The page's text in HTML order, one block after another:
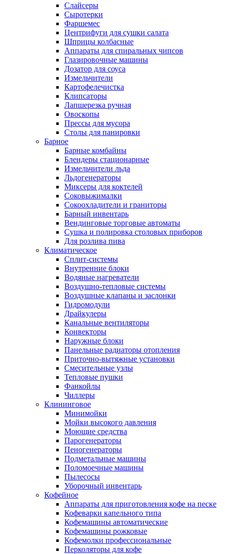
Слайсеры
Сыротерки
Фаршемес
Центрифуги для сушки салата
Шприцы колбасные
Аппараты для спиральных чипсов
Глазировочные машины
Дозатор для соуса
Измельчители
Картофелечистка
Клипсаторы
Лапшерезка ручная
Овоскопы
Прессы для мусора
Столы для панировки
Барное
Барные комбайны
Блендеры стационарные
Измельчители льда
Льдогенераторы
Миксеры для коктелей
Соковыжималки
Сокоохладители и граниторы
Барный инвентарь
Вендинговые торговые автоматы
Сушка и полировка столовых приборов
Для розлива пива
Климатическое
Сплит-системы
Внутренние блоки
Водяные нагреватели
Воздушно-тепловые системы
Воздушные клапаны и заслонки
Гидромодули
Драйкулеры
Канальные вентиляторы
Конвекторы
Наружные блоки
Панельные радиаторы отопления
Приточно-вытяжные установки
Смесительные узлы
Тепловые пушки
Фанкойлы
Чиллеры
Клининговое
Минимойки
Мойки высокого давления
Моющие средства
Парогенераторы
Пеногенераторы
Подметальные машины
Поломоечные машины
Пылесосы
Уборочный инвентарь
Кофейное
Аппараты для приготовления кофе на песке
Кофеварки капельного типа
Кофемашины автоматические
Кофемашины рожковые
Кофемолки профессиональные
Перколяторы для кофе